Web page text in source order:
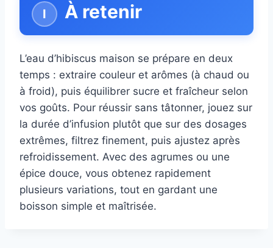
À retenir
L’eau d’hibiscus maison se prépare en deux
temps : extraire couleur et arômes (à chaud ou
à froid), puis équilibrer sucre et fraîcheur selon
vos goûts. Pour réussir sans tâtonner, jouez sur
la durée d’infusion plutôt que sur des dosages
extrêmes, filtrez finement, puis ajustez après
refroidissement. Avec des agrumes ou une
épice douce, vous obtenez rapidement
plusieurs variations, tout en gardant une
boisson simple et maîtrisée.